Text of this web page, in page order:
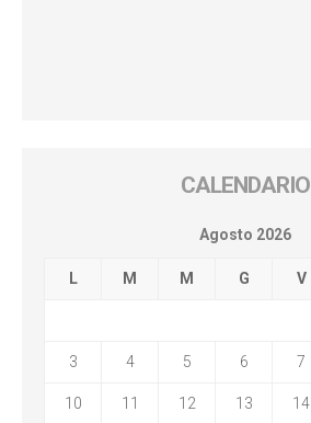
CALENDARIO
Agosto 2026
L M M G V
3 4 5 6 7
10 11 12 13 14